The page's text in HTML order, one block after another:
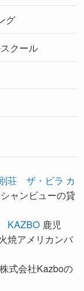
グ
クール
荘 ザ・ビラ カ
ャンビューの貸
KAZBO 鹿児
焼アメリカンバ
株式会社Kazboの